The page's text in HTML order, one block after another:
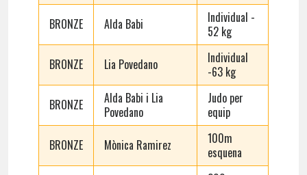
BRONZE
Alda Babi
Individual -
52 kg
BRONZE
Lia Povedano
Individual
-63 kg
BRONZE
Alda Babi i Lia
Povedano
Judo per
equip
BRONZE
Mònica Ramirez
100m
esquena